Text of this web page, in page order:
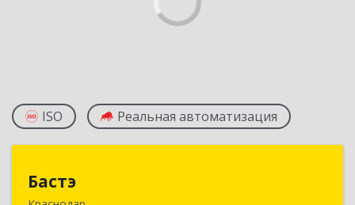
ISO Реальная автоматизация
Бастэ